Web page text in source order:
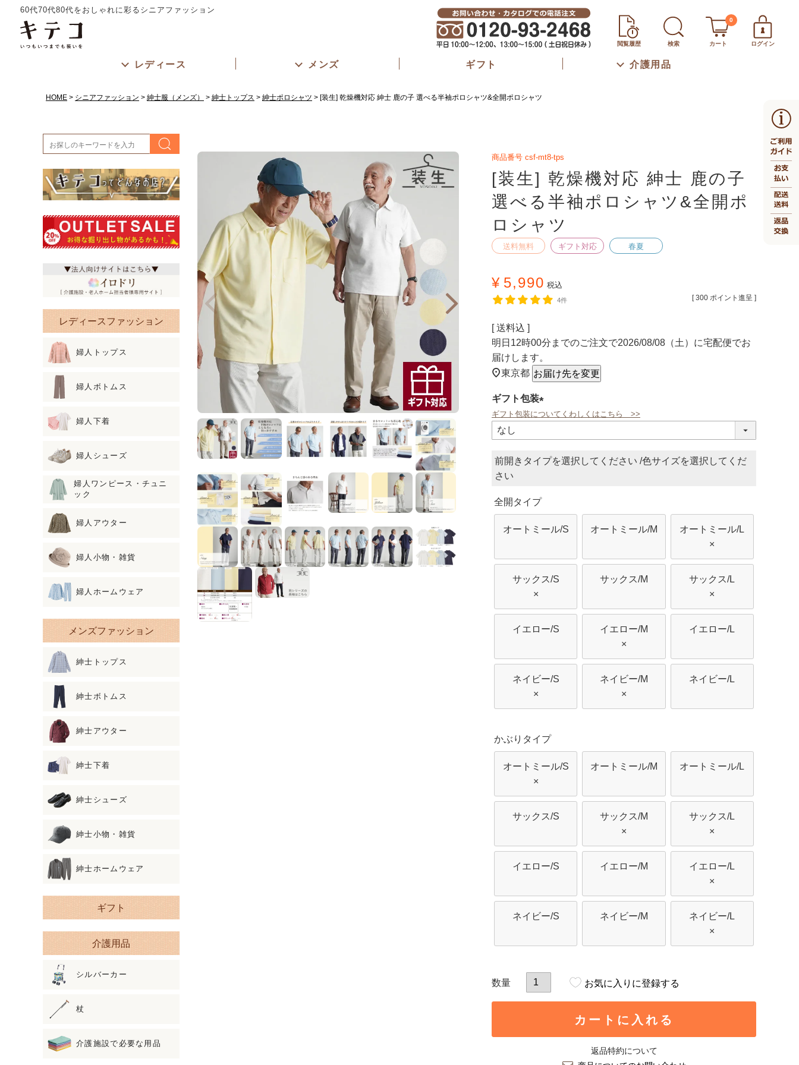
60代70代80代をおしゃれに彩るシニアファッション
閲覧履歴 検索 カート
0
ログイン
レディース メンズ ギフト 介護用品
HOME シニアファッション 紳士服（メンズ） 紳士トップス 紳士ポロシャツ [装生] 乾燥機対応 紳士 鹿の子 選べる半袖ポロシャツ&全開ポロシャツ
レディースファッション
婦人トップス
婦人ボトムス
婦人下着
婦人シューズ
婦人ワンピース・チュニ
ック
婦人アウター
婦人小物・雑貨
婦人ホームウェア
メンズファッション
紳士トップス
紳士ボトムス
紳士アウター
紳士下着
紳士シューズ
紳士小物・雑貨
紳士ホームウェア
ギフト
介護用品
シルバーカー
杖
介護施設で必要な用品
商品番号 csf-mt8-tps
[装生] 乾燥機対応 紳士 鹿の子
選べる半袖ポロシャツ&全開ポ
ロシャツ
送料無料 ギフト対応 春夏
¥ 5,990 税込
[ 300 ポイント進呈 ]
4件
送料込
明日 12時00分 までのご注文で2026/08/08（土） に宅配便でお
届けします。
東京都 お届け先を変更
ギフト包装
(必
ギフト包装についてくわしくはこちら >>
前開きタイプ 色サイズ
全開タイプ
オートミール/S オートミール/M
オートミール/L
×
サックス/S
×
サックス/M
サックス/L
×
イエロー/S
イエロー/M
×
イエロー/L
ネイビー/S
×
ネイビー/M
×
ネイビー/L
かぶりタイプ
オートミール/S
×
オートミール/M オートミール/L
サックス/S
サックス/M
×
サックス/L
×
イエロー/S イエロー/M
イエロー/L
×
ネイビー/S ネイビー/M
ネイビー/L
×
お気に入りに登録する
カートに入れる
返品特約について